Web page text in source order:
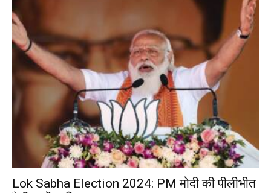
Lok Sabha Election 2024: PM मोदी की पीलीभीत